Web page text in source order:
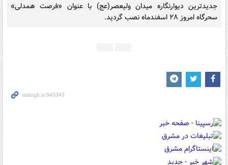
جدیدترین دیوارنگاره میدان ولیعصر(عج) با عنوان «فرصت همدلی»
سحرگاه امروز ۲۸ اسفندماه نصب گردید.